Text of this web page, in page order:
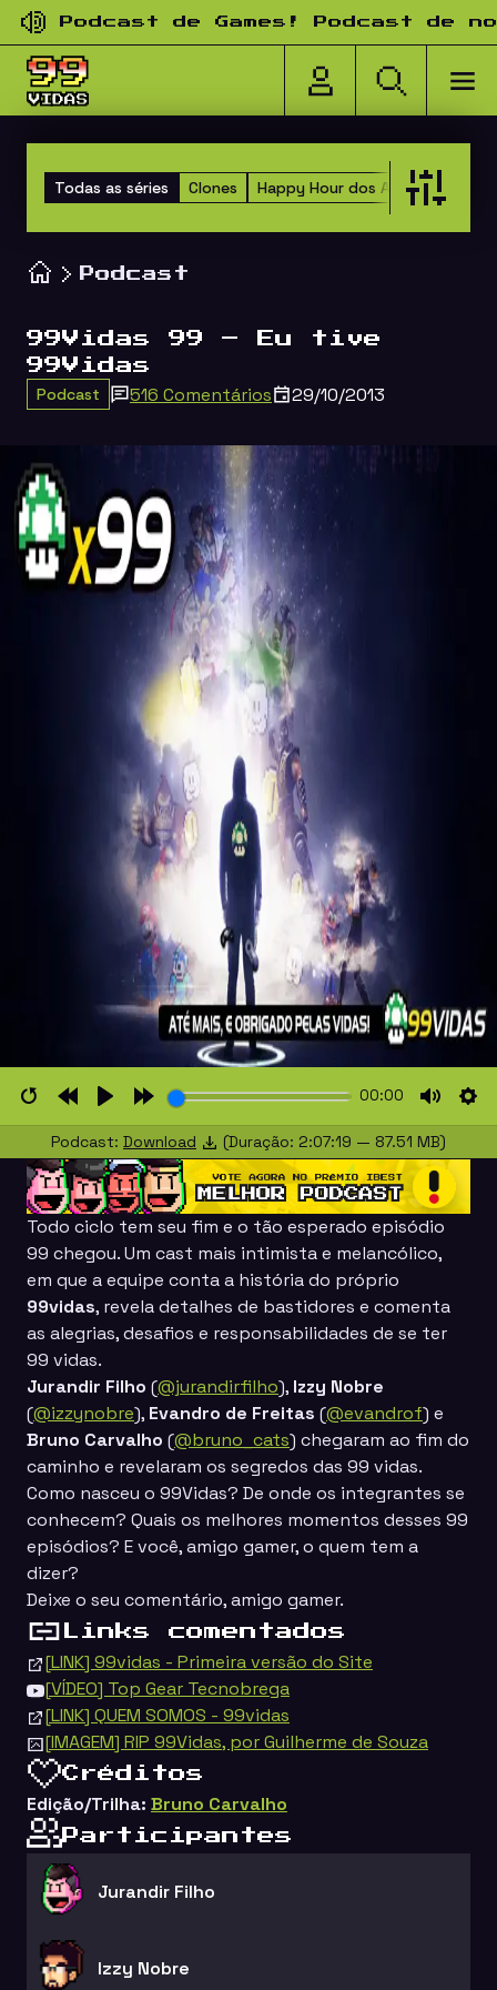
Pular para o conteúdo
Podcast de Games! Podcast de
Todas as séries Clones Happy Hour dos Amigos
Podcast
99Vidas 99 – Eu tive
99Vidas
Podcast 516 Comentários 29/10/2013
RestartRewind
10s
PlayForward
10s
00:00
Mute
Podcast: Download (Duração: 2:07:19 — 87.51 MB)
Todo ciclo tem seu fim e o tão esperado episódio
99 chegou. Um cast mais intimista e melancólico,
em que a equipe conta a história do próprio
99vidas, revela detalhes de bastidores e comenta
as alegrias, desafios e responsabilidades de se ter
99 vidas.
Jurandir Filho (@jurandirfilho), Izzy Nobre
(@izzynobre), Evandro de Freitas (@evandrof) e
Bruno Carvalho (@bruno_cats) chegaram ao fim do
caminho e revelaram os segredos das 99 vidas.
Como nasceu o 99Vidas? De onde os integrantes se
conhecem? Quais os melhores momentos desses 99
episódios? E você, amigo gamer, o quem tem a
dizer?
Deixe o seu comentário, amigo gamer.
Links comentados
[LINK] 99vidas - Primeira versão do Site
[VÍDEO] Top Gear Tecnobrega
[LINK] QUEM SOMOS - 99vidas
[IMAGEM] RIP 99Vidas, por Guilherme de Souza
Créditos
Edição/Trilha: Bruno Carvalho
Participantes
Jurandir Filho
Izzy Nobre